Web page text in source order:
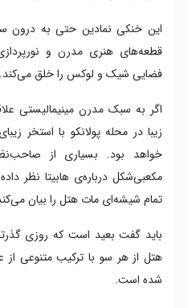
این خنکی نمادین حتی به درون
قطعه‌های هنری مدرن و
فضایی شیک و لوکس را خلق می‌کند.
اگر به سبک مدرن مینیمالیستی
زیبا در محله پولانکو با استخر
خواهد بود. بسیاری از
مکعبی‌شکل درباره‌ی هابیتا نظر
تمام شیشه‌ای مات هتل را بیان
باید گفت بعید است که روزی
هتل از هر سو با ترکیب متنوعی
شده است.